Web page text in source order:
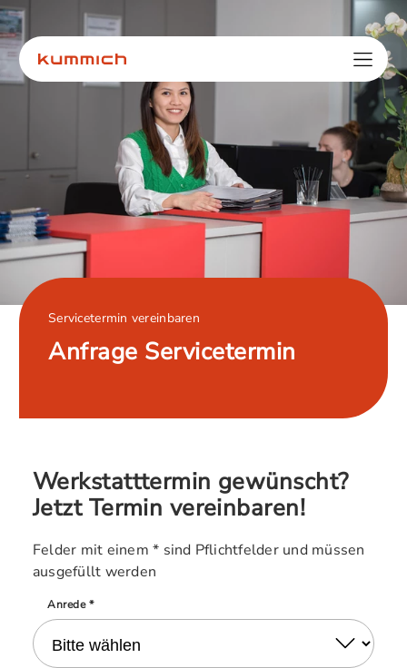
Servicetermin vereinbaren
Anfrage Servicetermin
Werkstatttermin gewünscht?
Jetzt Termin vereinbaren!
Felder mit einem * sind Pflichtfelder und müssen
ausgefüllt werden
Anrede *